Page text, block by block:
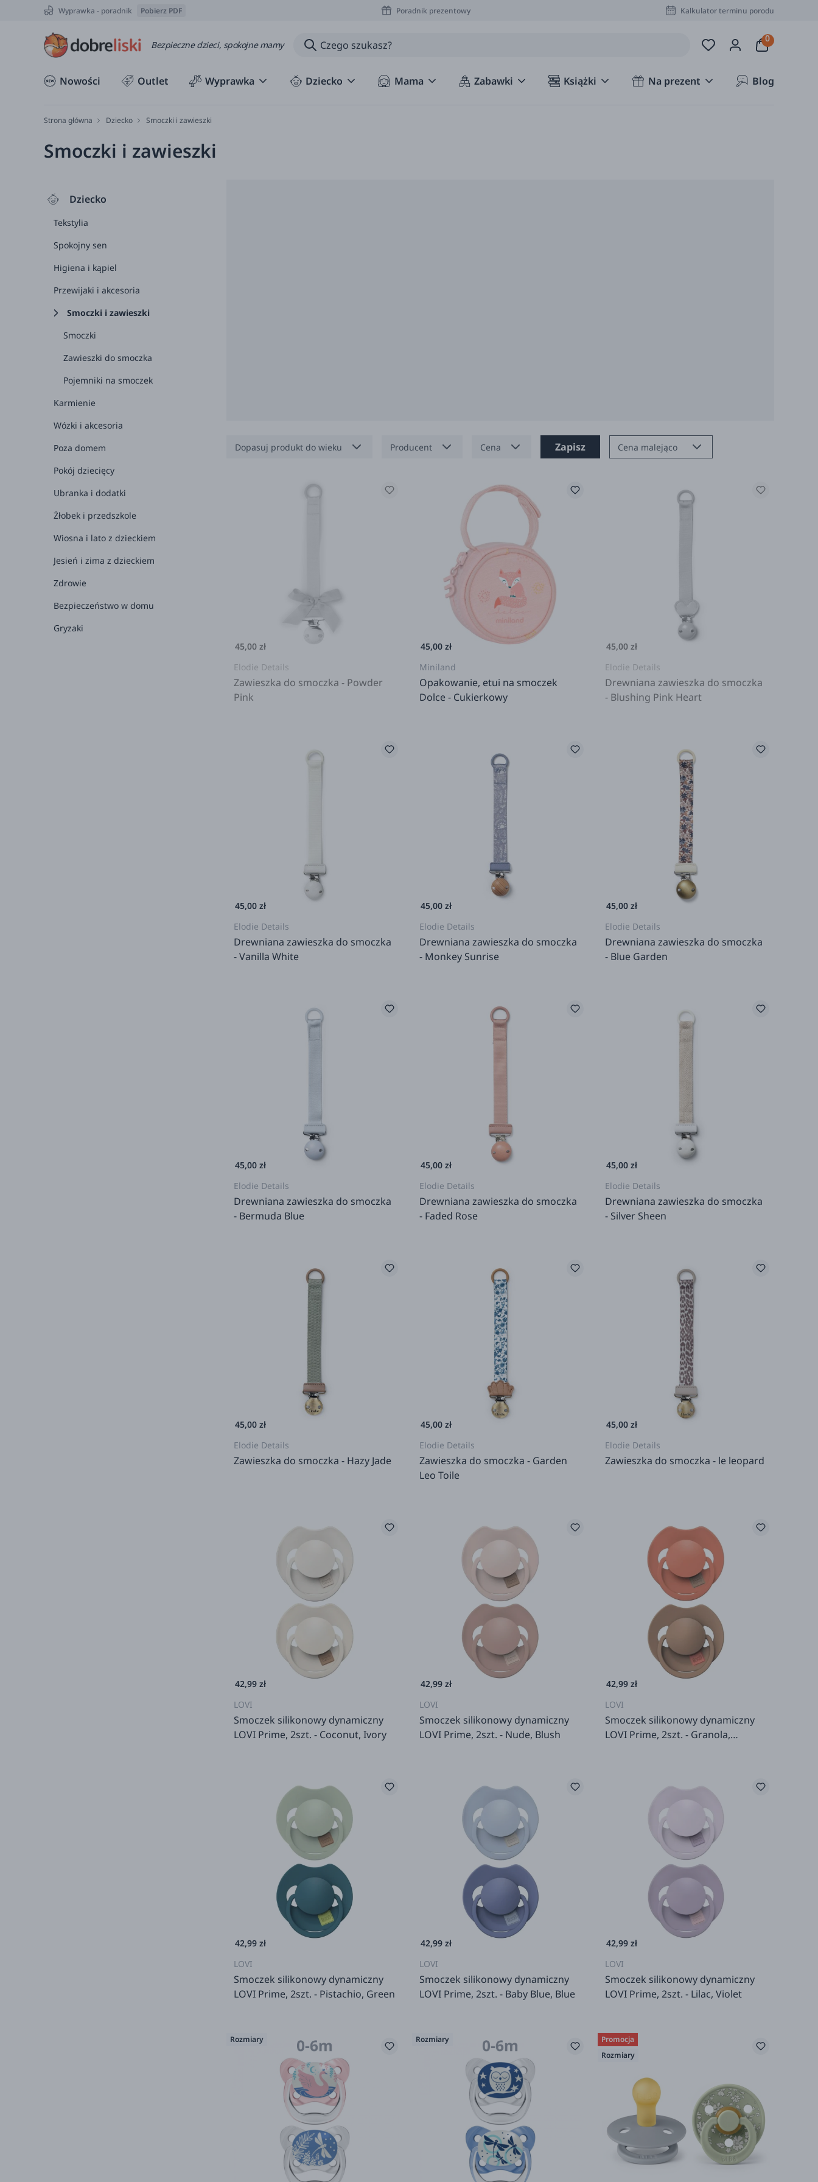
Wyprawka - poradnik Pobierz PDF Poradnik prezentowy Kalkulator terminu porodu
Bezpieczne dzieci, spokojne mamy
Nowości Outlet Wyprawka Dziecko Mama Zabawki Książki Na prezent Blog
Strona główna Dziecko Smoczki i zawieszki
Smoczki i zawieszki
Dziecko
Tekstylia
Spokojny sen
Higiena i kąpiel
Przewijaki i akcesoria
Smoczki i zawieszki
Smoczki
Zawieszki do smoczka
Pojemniki na smoczek
Karmienie
Wózki i akcesoria
Poza domem
Pokój dziecięcy
Ubranka i dodatki
Żłobek i przedszkole
Wiosna i lato z dzieckiem
Jesień i zima z dzieckiem
Zdrowie
Bezpieczeństwo w domu
Gryzaki
Dopasuj produkt do wieku
7+
8+
Producent
Lilliputiens
LUU kids
Miniland
Mom's Care
Cena Zapisz Cena malejąco
45,00 zł
Elodie Details
Zawieszka do smoczka - Powder
Pink
45,00 zł
Miniland
Opakowanie, etui na smoczek
Dolce - Cukierkowy
45,00 zł
Elodie Details
Drewniana zawieszka do smoczka
- Blushing Pink Heart
45,00 zł
Elodie Details
Drewniana zawieszka do smoczka
- Vanilla White
45,00 zł
Elodie Details
Drewniana zawieszka do smoczka
- Monkey Sunrise
45,00 zł
Elodie Details
Drewniana zawieszka do smoczka
- Blue Garden
45,00 zł
Elodie Details
Drewniana zawieszka do smoczka
- Bermuda Blue
45,00 zł
Elodie Details
Drewniana zawieszka do smoczka
- Faded Rose
45,00 zł
Elodie Details
Drewniana zawieszka do smoczka
- Silver Sheen
45,00 zł
Elodie Details
Zawieszka do smoczka - Hazy Jade
45,00 zł
Elodie Details
Zawieszka do smoczka - Garden
Leo Toile
45,00 zł
Elodie Details
Zawieszka do smoczka - le leopard
42,99 zł
LOVI
Smoczek silikonowy dynamiczny
LOVI Prime, 2szt. - Coconut, Ivory
42,99 zł
LOVI
Smoczek silikonowy dynamiczny
LOVI Prime, 2szt. - Nude, Blush
42,99 zł
LOVI
Smoczek silikonowy dynamiczny
LOVI Prime, 2szt. - Granola,
42,99 zł
LOVI
Smoczek silikonowy dynamiczny
LOVI Prime, 2szt. - Pistachio, Green
42,99 zł
LOVI
Smoczek silikonowy dynamiczny
LOVI Prime, 2szt. - Baby Blue, Blue
42,99 zł
LOVI
Smoczek silikonowy dynamiczny
LOVI Prime, 2szt. - Lilac, Violet
Rozmiary Rozmiary
Promocja
Rozmiary